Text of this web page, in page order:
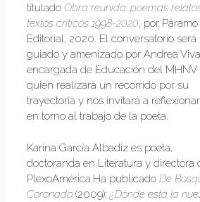
titulado Obra reunida: poemas
textos críticos 1998-2020, por Páramo
Editorial, 2020. El conversatorio será
guiado y amenizado por Andrea
encargada de Educación del MHNV
quien realizará un recorrido por su
trayectoria y nos invitará a reflexionar
en torno al trabajo de la poeta.
Karina García Albadiz es poeta,
doctoranda en Literatura y directora
PlexoAmérica.Ha publicado De
Coronado (2009);¿Dónde está la